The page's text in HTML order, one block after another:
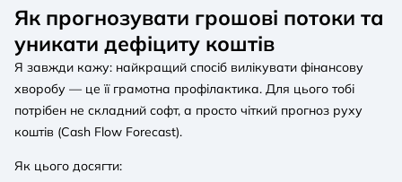
Як прогнозувати грошові потоки та
уникати дефіциту коштів
Я завжди кажу: найкращий спосіб вилікувати фінансову
хворобу — це її грамотна профілактика. Для цього тобі
потрібен не складний софт, а просто чіткий прогноз руху
коштів (Cash Flow Forecast).
Як цього досягти: